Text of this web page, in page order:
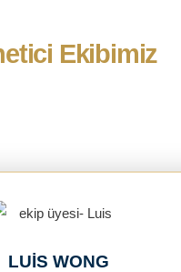
Ekibimiz
LUIS WONG